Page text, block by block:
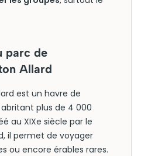
parc de
Allard
est un havre de
plus de 4 000
au XIXe siècle par le
il permet de voyager
ou encore érables rares.